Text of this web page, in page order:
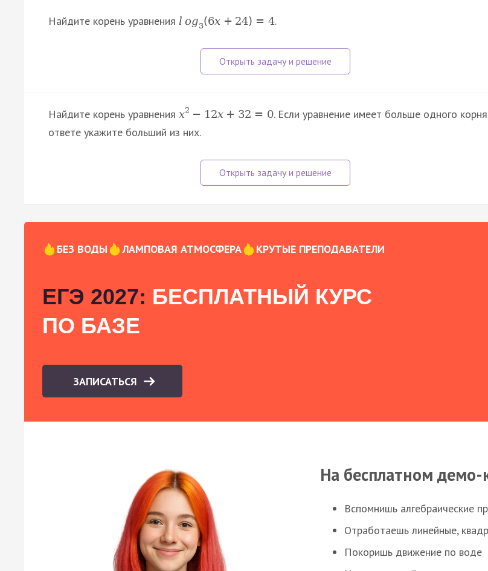
Найдите корень уравнения l og3(6x + 24) = 4.
Найдите корень уравнения x2 − 12x + 32 = 0. Если уравнение имеет больше одного
ответе укажите больший из них.
БЕЗ ВОДЫ ЛАМПОВАЯ АТМОСФЕРА КРУТЫЕ ПРЕПОДАВАТЕЛИ
ЕГЭ 2027: БЕСПЛАТНЫЙ КУРС
ПО БАЗЕ
ЗАПИСАТЬСЯ
На бесплатном демо-
Вспомнишь алгебраические
Отработаешь линейные,
Покоришь движение по воде